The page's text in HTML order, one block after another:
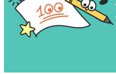
一、组合特点